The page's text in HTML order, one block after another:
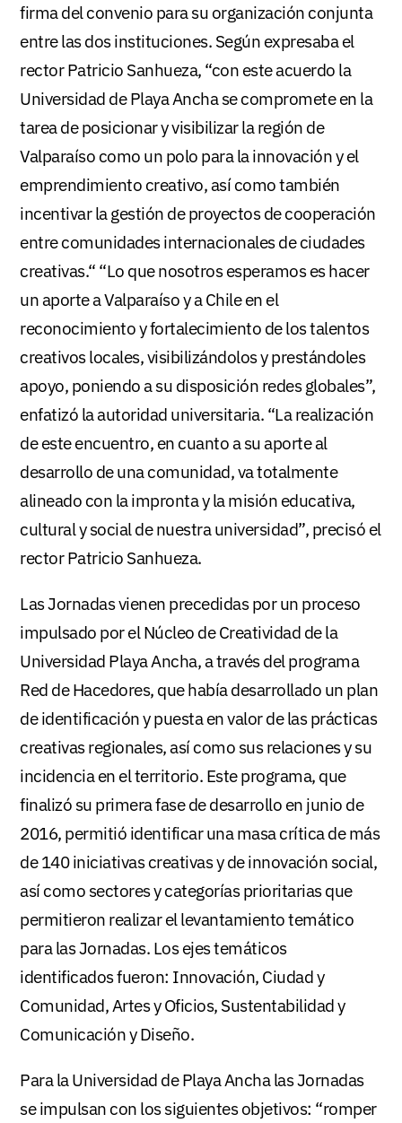
firma del convenio para su organización conjunta
entre las dos instituciones. Según expresaba el
rector Patricio Sanhueza, “con este acuerdo la
Universidad de Playa Ancha se compromete en la
tarea de posicionar y visibilizar la región de
Valparaíso como un polo para la innovación y el
emprendimiento creativo, así como también
incentivar la gestión de proyectos de cooperación
entre comunidades internacionales de ciudades
creativas.“ “Lo que nosotros esperamos es hacer
un aporte a Valparaíso y a Chile en el
reconocimiento y fortalecimiento de los talentos
creativos locales, visibilizándolos y prestándoles
apoyo, poniendo a su disposición redes globales”,
enfatizó la autoridad universitaria. “La realización
de este encuentro, en cuanto a su aporte al
desarrollo de una comunidad, va totalmente
alineado con la impronta y la misión educativa,
cultural y social de nuestra universidad”, precisó el
rector Patricio Sanhueza.
Las Jornadas vienen precedidas por un proceso
impulsado por el Núcleo de Creatividad de la
Universidad Playa Ancha, a través del programa
Red de Hacedores, que había desarrollado un plan
de identificación y puesta en valor de las prácticas
creativas regionales, así como sus relaciones y su
incidencia en el territorio. Este programa, que
finalizó su primera fase de desarrollo en junio de
2016, permitió identificar una masa crítica de más
de 140 iniciativas creativas y de innovación social,
así como sectores y categorías prioritarias que
permitieron realizar el levantamiento temático
para las Jornadas. Los ejes temáticos
identificados fueron: Innovación, Ciudad y
Comunidad, Artes y Oficios, Sustentabilidad y
Comunicación y Diseño.
Para la Universidad de Playa Ancha las Jornadas
se impulsan con los siguientes objetivos: “romper